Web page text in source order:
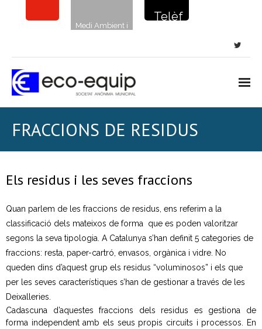
Medi Ambient i
Telèf
la
720
Neteja viària
- Clavegueram
- Papereres i sanecans
- Neteja a alta pressió
- Festes i activitats a l’aire lliure
FRACCIONS DE RESIDUS
Els residus i les seves fraccions
Quan parlem de les fraccions de residus, ens referim a la
classificació dels mateixos de forma que es poden valoritzar
segons la seva tipologia. A Catalunya s’han definit 5 categories de
fraccions: resta, paper-cartró, envasos, orgànica i vidre. No
queden dins d’aquest grup els residus “voluminosos” i els que
per les seves característiques s’han de gestionar a través de les
Deixalleries.
Cadascuna d’aquestes fraccions dels residus es gestiona de
forma independent amb els seus propis circuits i processos. En